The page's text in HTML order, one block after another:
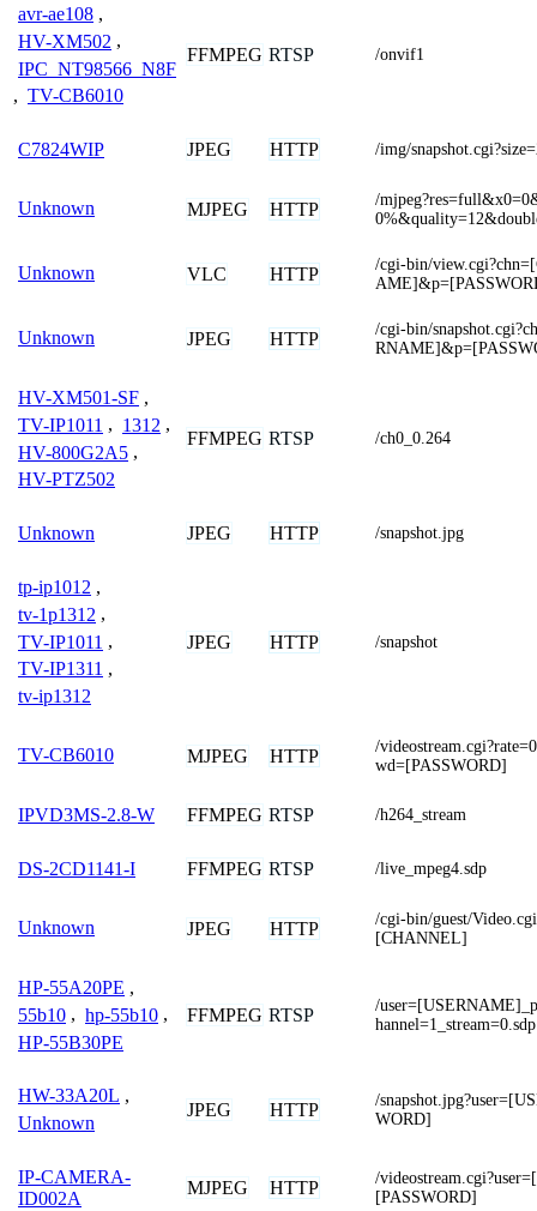
avr-ae108 ,
HV-XM502 ,
IPC_NT98566_N8F
, TV-CB6010
FFMPEG RTSP /onvif1
C7824WIP JPEG HTTP /img/
Unknown MJPEG HTTP
/
Unknown VLC HTTP
/cgi-bin/
Unknown JPEG HTTP
/cgi-bin/
HV-XM501-SF ,
TV-IP1011 , 1312 ,
HV-800G2A5 ,
HV-PTZ502
FFMPEG RTSP /ch0_0.264
Unknown JPEG HTTP /snapshot.jpg
tp-ip1012 ,
tv-1p1312 ,
TV-IP1011 ,
TV-IP1311 ,
tv-ip1312
JPEG HTTP /snapshot
TV-CB6010 MJPEG HTTP
/
wd=[PASSWORD]
IPVD3MS-2.8-W FFMPEG RTSP /h264_stream
DS-2CD1141-I FFMPEG RTSP /live_mpeg4.sdp
Unknown JPEG HTTP
/cgi-bin/guest/
[CHANNEL]
HP-55A20PE ,
55b10 , hp-55b10 ,
HP-55B30PE
FFMPEG RTSP
/
hannel=1_stream=0.sdp
HW-33A20L ,
Unknown
JPEG HTTP
/
WORD]
IP-CAMERA-
ID002A
MJPEG HTTP
/
[PASSWORD]